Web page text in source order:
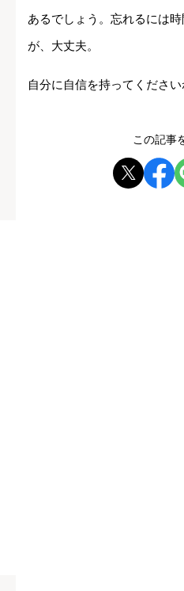
あるでしょう。忘れるには
が、大丈夫。
自分に自信を持ってください
この記事